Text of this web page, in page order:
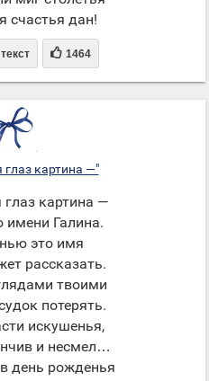
счастья дан!
 1464
глаз картина —"
картина —
имени Галина.
это имя
рассказать.
твоими
потерять.
искушенья,
и несмел…
день рожденья